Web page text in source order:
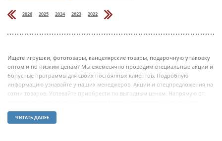
2026 2025 2024 2023 2022
Ищете игрушки, фототовары, канцелярские товары, подарочную упаковку
оптом и по низким ценам? Мы ежемесячно проводим специальные акции и
бонусные программы для своих постоянных клиентов. Подробную
информацию узнавайте у наших менеджеров. Акции и спецпредложения на
сотни товаров. Успевайте приобрести по выгодным ценам. Напрямую от
творчества, товары для праздника, товары для дома, детский спорт.
ЧИТАТЬ ДАЛЕЕ